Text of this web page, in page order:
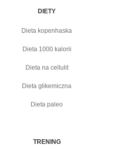
DIETY
Dieta kopenhaska
Dieta 1000 kalorii
Dieta na cellulit
Dieta glikemiczna
Dieta paleo
TRENING